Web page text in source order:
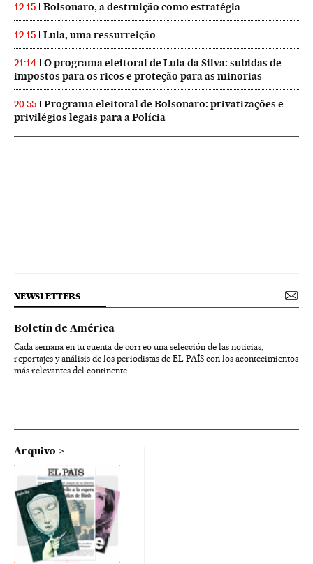
12:15 Bolsonaro, a destruição como estratégia
12:15 Lula, uma ressurreição
21:14
O programa eleitoral de Lula da Silva: subidas de
impostos para os ricos e proteção para as minorias
20:55
Programa eleitoral de Bolsonaro: privatizações e
privilégios legais para a Polícia
NEWSLETTERS
Boletín de América
Cada semana en tu cuenta de correo una selección de las noticias,
reportajes y análisis de los periodistas de EL PAÍS con los acontecimientos
más relevantes del continente.
Arquivo